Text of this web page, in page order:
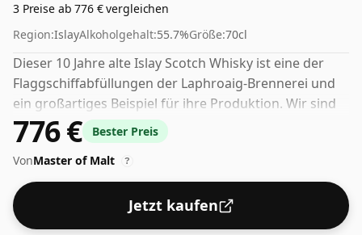
3 Preise ab 776 € vergleichen
Region:IslayAlkoholgehalt:55.7%Größe:70cl
Dieser 10 Jahre alte Islay Scotch Whisky ist eine der
Flaggschiffabfüllungen der Laphroaig-Brennerei und
ein großartiges Beispiel für ihre Produktion. Wir sind
große Fans von hochprozentigem Whisky, und diese
Abfüllung kommt auf ordentliche 55,7 %.
776 €
Bester Preis
VonMaster of Malt ?
Jetzt kaufen